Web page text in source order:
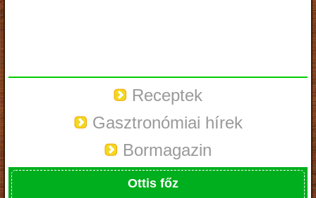
Receptek
Gasztronómiai hírek
Bormagazin
Ottis főz